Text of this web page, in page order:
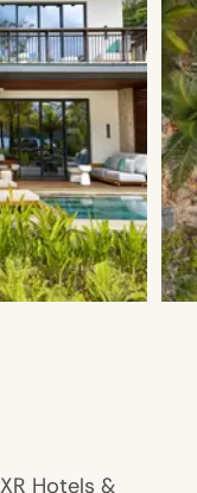
Hotels &